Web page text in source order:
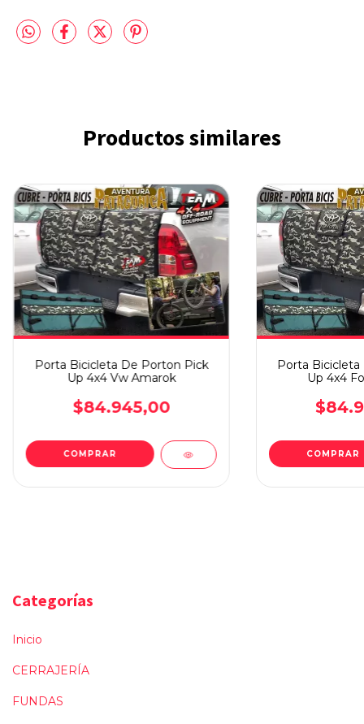
Productos similares
Porta Bicicleta De Porton Pick
Up 4x4 Vw Amarok
$84.945,00
Porta
Up 4x4
Categorías
Inicio
CERRAJERÍA
FUNDAS